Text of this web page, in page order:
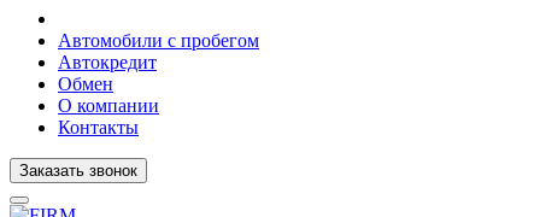
Автомобили с пробегом
Автокредит
Обмен
О компании
Контакты
Заказать звонок